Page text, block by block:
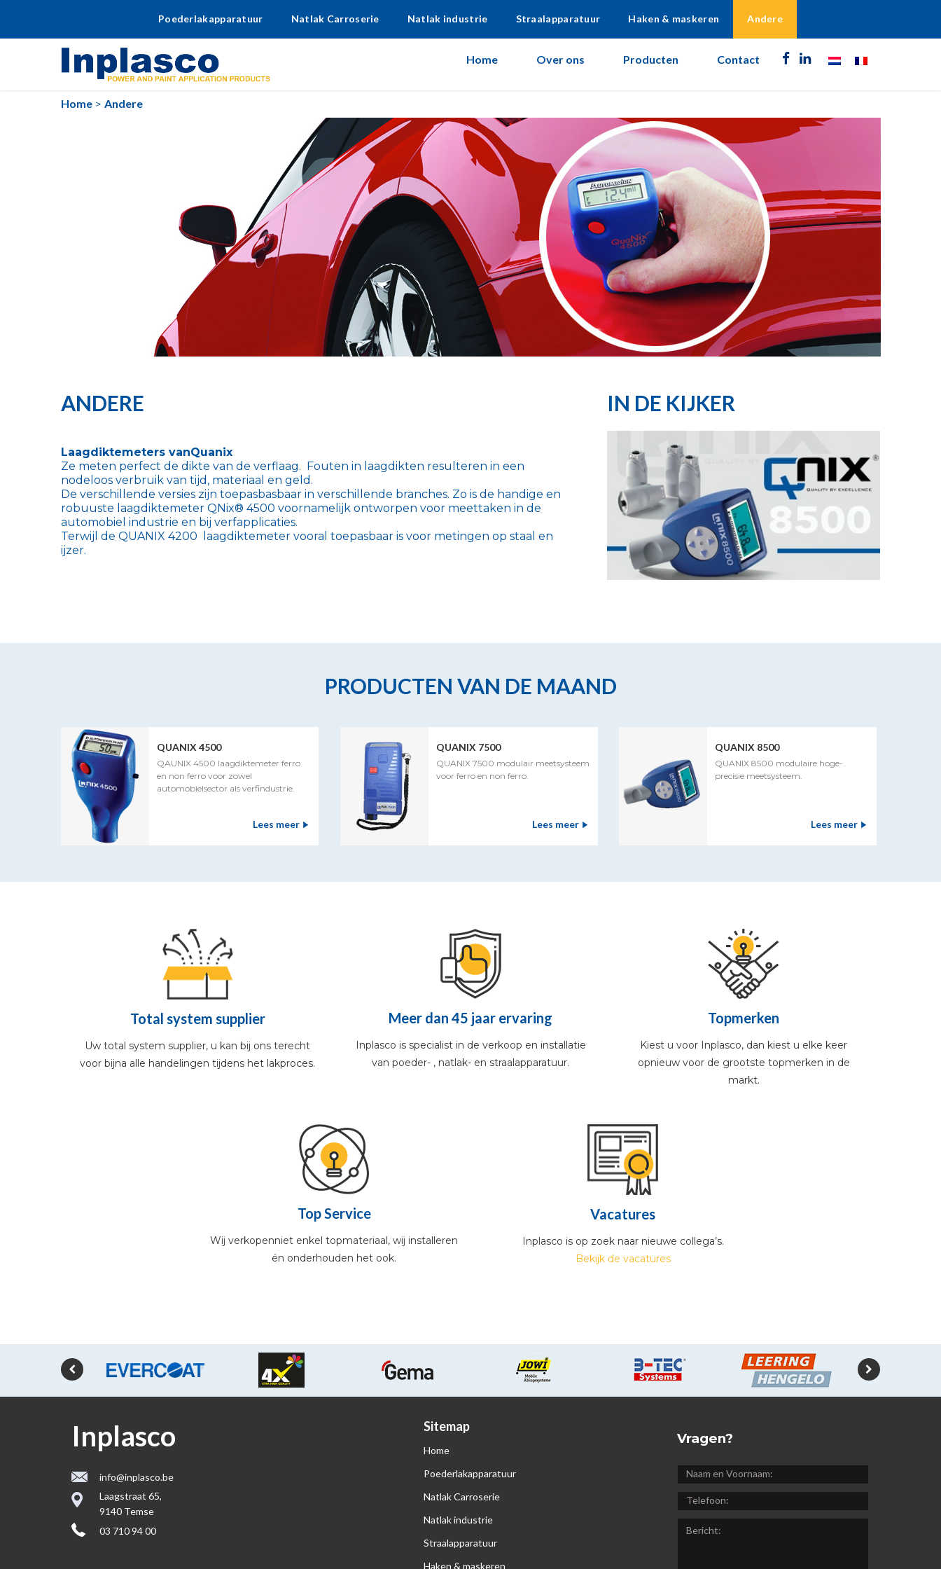
Poederlakapparatuur Natlak Carroserie Natlak industrie Straalapparatuur Haken & maskeren Andere
Home Over ons Producten Contact
Home > Andere
ANDERE
Laagdiktemeters vanQuanix
Ze meten perfect de dikte van de verflaag. Fouten in laagdikten resulteren in een
nodeloos verbruik van tijd, materiaal en geld.
De verschillende versies zijn toepasbasbaar in verschillende branches. Zo is de handige en
robuuste laagdiktemeter QNix® 4500 voornamelijk ontworpen voor meettaken in de
automobiel industrie en bij verfapplicaties.
Terwijl de QUANIX 4200 laagdiktemeter vooral toepasbaar is voor metingen op staal en
ijzer.
IN DE KIJKER
PRODUCTEN VAN DE MAAND
QUANIX 4500
QAUNIX 4500 laagdiktemeter ferro
en non ferro voor zowel
automobielsector als verfindustrie.
Lees meer
QUANIX 7500
QUANIX 7500 modulair meetsysteem
voor ferro en non ferro.
Lees meer
QUANIX 8500
QUANIX 8500 modulaire hoge-
precisie meetsysteem.
Lees meer
Total system supplier
Uw total system supplier, u kan bij ons terecht
voor bijna alle handelingen tijdens het lakproces.
Meer dan 45 jaar ervaring
Inplasco is specialist in de verkoop en installatie
van poeder- , natlak- en straalapparatuur.
Topmerken
Kiest u voor Inplasco, dan kiest u elke keer
opnieuw voor de grootste topmerken in de
markt.
Top Service
Wij verkopenniet enkel topmateriaal, wij installeren
én onderhouden het ook.
Vacatures
Inplasco is op zoek naar nieuwe collega’s.
Bekijk de vacatures
Inplasco
info@inplasco.be
Laagstraat 65,
9140 Temse
03 710 94 00
Sitemap
Home
Poederlakapparatuur
Natlak Carroserie
Natlak industrie
Straalapparatuur
Haken & maskeren
Vragen?
NAAM
EN
TELEFOON:
BERICHT: